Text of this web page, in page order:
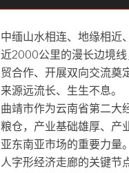
中缅山水相连、地缘相近
近2000公里的漫长边境
贸合作、开展双向交流奠
来源远流长、生生不息。
曲靖市作为云南省第二大
粮仓，产业基础雄厚、产
亚东南亚市场的重要力量
人字形经济走廊的关键节